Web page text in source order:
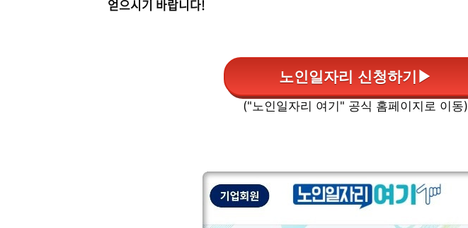
얻으시기 바랍니다!
노인일자리 신청하기▶
("노인일자리 여기" 공식 홈페이지로 이동)